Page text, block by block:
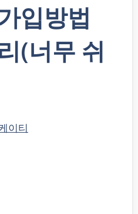
입방법
(너무 쉬
이티